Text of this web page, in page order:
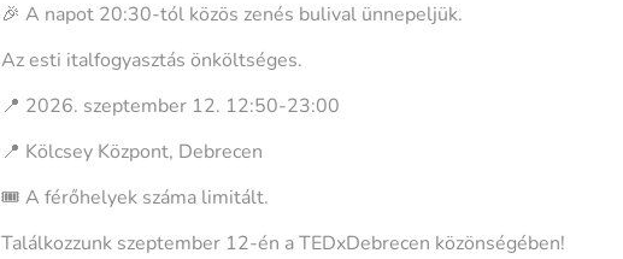
🎉 A napot 20:30-tól közös zenés bulival ünnepeljük.
Az esti italfogyasztás önköltséges.
📍 2026. szeptember 12. 12:50-23:00
📍 Kölcsey Központ, Debrecen
🎟️ A férőhelyek száma limitált.
Találkozzunk szeptember 12-én a TEDxDebrecen közönségében!